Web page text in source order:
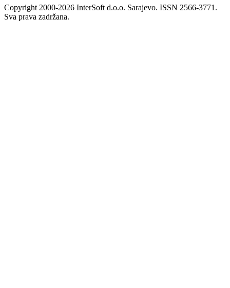
Copyright 2000-2026 InterSoft d.o.o. Sarajevo. ISSN 2566-3771.
Sva prava zadržana.